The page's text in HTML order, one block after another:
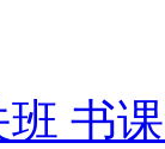
班 书